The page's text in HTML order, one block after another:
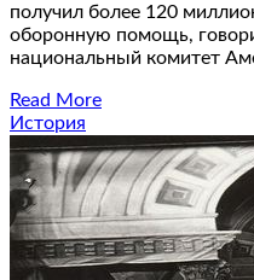
получил более 120
оборонную помощь,
национальный комитет
Read More
История